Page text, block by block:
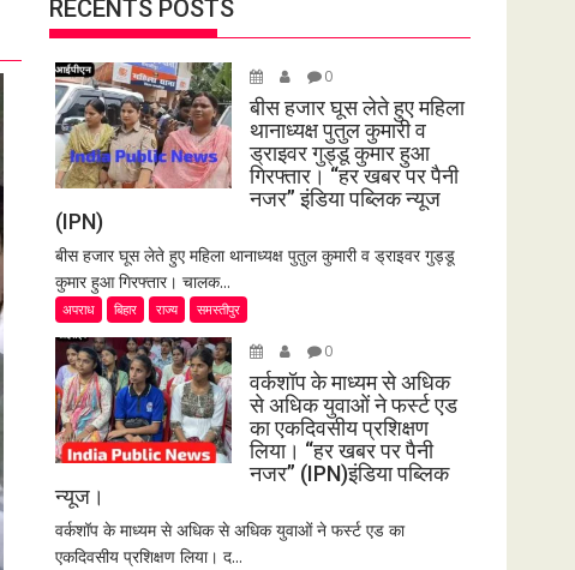
RECENTS POSTS
0
बीस हजार घूस लेते हुए महिला
थानाध्यक्ष पुतुल कुमारी व
ड्राइवर गुड्डू कुमार हुआ
गिरफ्तार। “हर खबर पर पैनी
नजर” इंडिया पब्लिक न्यूज
(IPN)
बीस हजार घूस लेते हुए महिला थानाध्यक्ष पुतुल कुमारी व ड्राइवर गुड्डू
कुमार हुआ गिरफ्तार। चालक...
अपराध बिहार राज्य समस्तीपुर
0
वर्कशॉप के माध्यम से अधिक
से अधिक युवाओं ने फर्स्ट एड
का एकदिवसीय प्रशिक्षण
लिया। “हर खबर पर पैनी
नजर” (IPN)इंडिया पब्लिक
न्यूज।
वर्कशॉप के माध्यम से अधिक से अधिक युवाओं ने फर्स्ट एड का
एकदिवसीय प्रशिक्षण लिया। द...